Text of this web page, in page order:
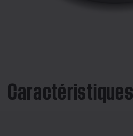
Caractéristiques